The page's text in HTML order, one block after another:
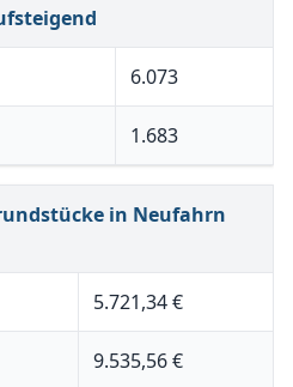
6.073
1.683
in Neufahrn
5.721,34 €
9.535,56 €